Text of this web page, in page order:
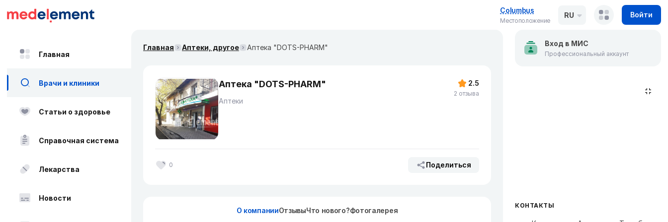
Columbus
Местоположение
RU Войти
Главная
Врачи и клиники
Статьи о здоровье
Справочная система
Лекарства
Новости
Главная Аптеки, другое Аптека "DOTS-PHARM"
Аптека "DOTS-PHARM"
Аптеки
0 Поделиться
2.5
2 отзыва
О компанииОтзывыЧто нового?Фотогалерея
Вход в МИС
Профессиональный аккаунт
КОНТАКТЫ